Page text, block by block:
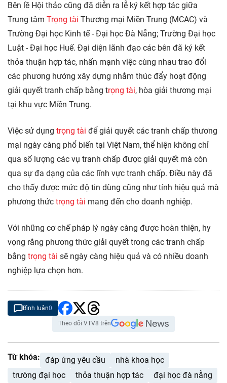
Bên lề Hội thảo cũng đã diễn ra lễ ký kết hợp tác giữa
Trung tâm Trọng tài Thương mại Miền Trung (MCAC) và
Trường Đại học Kinh tế - Đại học Đà Nẵng; Trường Đại học
Luật - Đại học Huế. Đại diện lãnh đạo các bên đã ký kết
thỏa thuận hợp tác, nhấn mạnh việc cùng nhau trao đổi
các phương hướng xây dựng nhằm thúc đẩy hoạt động
giải quyết tranh chấp bằng trọng tài, hòa giải thương mại
tại khu vực Miền Trung.
Việc sử dụng trọng tài để giải quyết các tranh chấp thương
mại ngày càng phổ biến tại Việt Nam, thể hiện không chỉ
qua số lượng các vụ tranh chấp được giải quyết mà còn
qua sự đa dạng của các lĩnh vực tranh chấp. Điều này đã
cho thấy được mức độ tin dùng cũng như tính hiệu quả mà
phương thức trọng tài mang đến cho doanh nghiệp.
Với những cơ chế pháp lý ngày càng được hoàn thiện, hy
vọng rằng phương thức giải quyết trong các tranh chấp
bằng trọng tài sẽ ngày càng hiệu quả và có nhiều doanh
nghiệp lựa chọn hơn.
Bình luận0
Theo dõi VTV8 trên
Từ khóa: đáp ứng yêu cầu
nhà khoa học
trường đại học
thỏa thuận hợp tác
đại học đà nẵng